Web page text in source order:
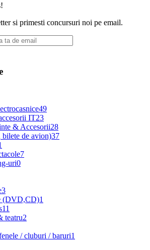
si primesti concursuri noi pe email.
49
IT23
& Accesorii28
bilete de avion)37
7
uri0
3
(DVD,CD)1
11
teatru2
/ cluburi / baruri1